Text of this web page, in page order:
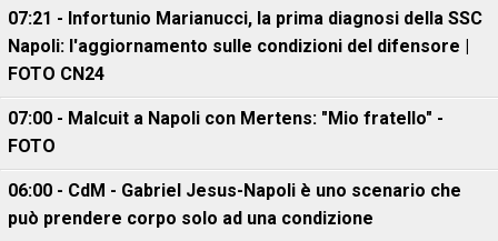
07:21 - Infortunio Marianucci, la prima diagnosi della SSC
Napoli: l'aggiornamento sulle condizioni del difensore |
FOTO CN24
07:00 - Malcuit a Napoli con Mertens: "Mio fratello" -
FOTO
06:00 - CdM - Gabriel Jesus-Napoli è uno scenario che
può prendere corpo solo ad una condizione